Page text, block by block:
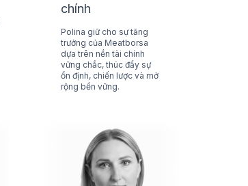
chính
Polina giữ cho sự tăng
trưởng của Meatborsa
dựa trên nền tài chính
vững chắc, thúc đẩy sự
ổn định, chiến lược và mở
rộng bền vững.